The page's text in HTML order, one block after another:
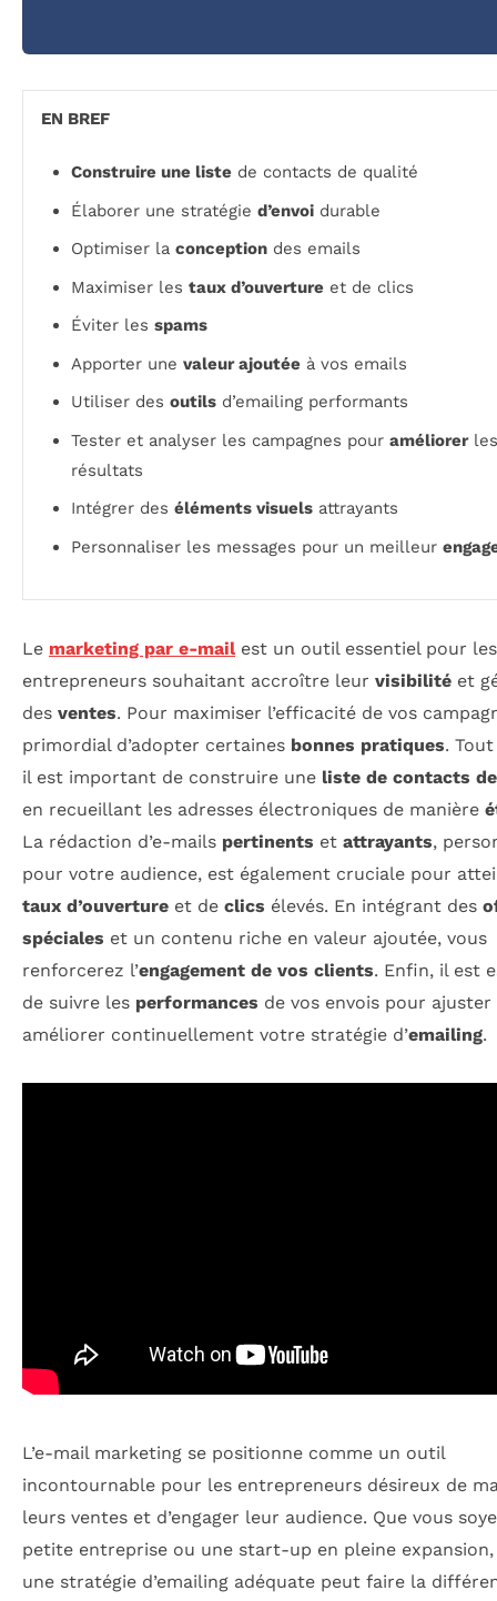
EN BREF
Construire une liste de contacts de qualité
Élaborer une stratégie d’envoi durable
Optimiser la conception des emails
Maximiser les taux d’ouverture et de clics
Éviter les spams
Apporter une valeur ajoutée à vos emails
Utiliser des outils d’emailing performants
Tester et analyser les campagnes pour améliorerles
résultats
Intégrer des éléments visuels attrayants
Personnaliser les messages pour un meilleur
Le marketing par e-mailest un outil essentiel pour les
entrepreneurs souhaitant accroître leur visibilité et
des ventes. Pour maximiser l’efficacité de vos
primordial d’adopter certaines bonnes pratiques. Tout
il est important de construire une liste de contacts
en recueillant les adresses électroniques de manière
La rédaction d’e-mails pertinents et attrayants,
pour votre audience, est également cruciale pour
taux d’ouverture et de clics élevés. En intégrant des
spéciales et un contenu riche en valeur ajoutée, vous
renforcerez l’engagement de vos clients. Enfin, il est
de suivre les performances de vos envois pour ajuster
améliorer continuellement votre stratégie d’emailing.
L’e-mail marketing se positionne comme un outil
incontournable pour les entrepreneurs désireux de
leurs ventes et d’engager leur audience. Que vous
petite entreprise ou une start-up en pleine
une stratégie d’emailing adéquate peut faire la